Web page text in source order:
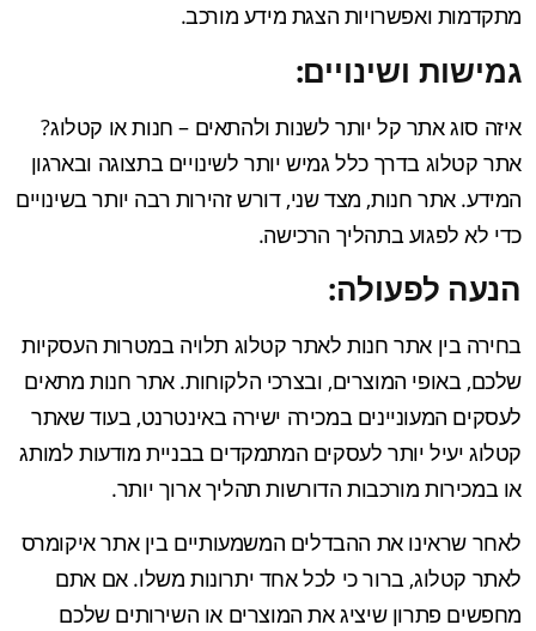
מתקדמות ואפשרויות הצגת מידע מורכב.
גמישות ושינויים:
איזה סוג אתר קל יותר לשנות ולהתאים – חנות או קטלוג?
אתר קטלוג בדרך כלל גמיש יותר לשינויים בתצוגה ובארגון
המידע. אתר חנות, מצד שני, דורש זהירות רבה יותר בשינויים
כדי לא לפגוע בתהליך הרכישה.
הנעה לפעולה:
בחירה בין אתר חנות לאתר קטלוג תלויה במטרות העסקיות
שלכם, באופי המוצרים, ובצרכי הלקוחות. אתר חנות מתאים
לעסקים המעוניינים במכירה ישירה באינטרנט, בעוד שאתר
קטלוג יעיל יותר לעסקים המתמקדים בבניית מודעות למותג
או במכירות מורכבות הדורשות תהליך ארוך יותר.
לאחר שראינו את ההבדלים המשמעותיים בין אתר איקומרס
לאתר קטלוג, ברור כי לכל אחד יתרונות משלו. אם אתם
מחפשים פתרון שיציג את המוצרים או השירותים שלכם